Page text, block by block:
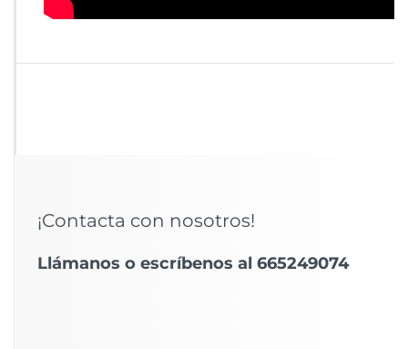
¡Contacta con nosotros!
Llámanos o escríbenos al 665249074